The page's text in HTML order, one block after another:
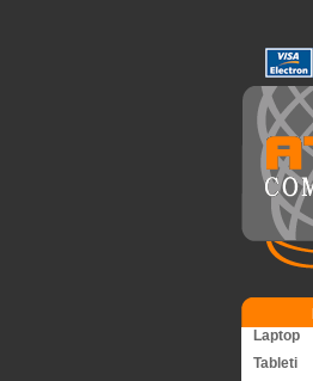
Laptop
Tableti